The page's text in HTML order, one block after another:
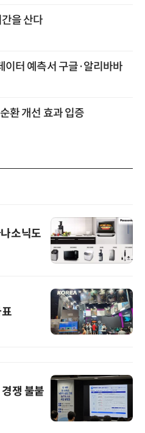
을 산다
이터 예측서 구글·알리바바
환 개선 효과 입증
소닉도
쟁 불붙